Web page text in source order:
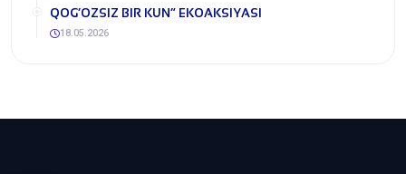
QOG‘OZSIZ BIR KUN” EKOAKSIYASI
18.05.2026